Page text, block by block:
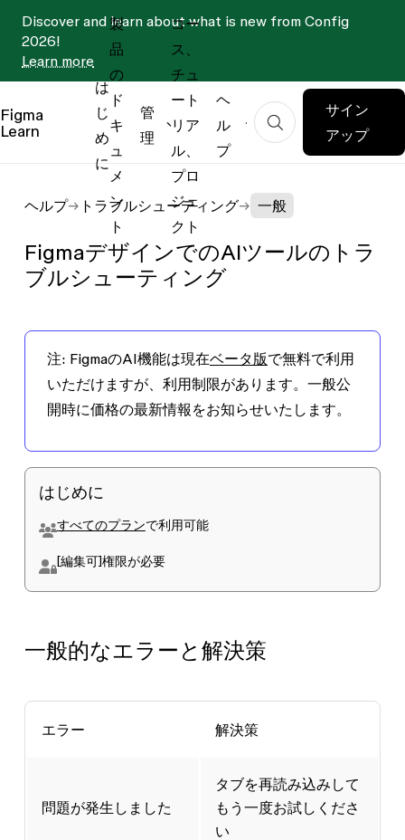
Discover and learn about what is new from Config
2026!
Learn more
Figma
Learn
は
じ
め
に
製
品
の
ド
キ
ュ
メ
ン
ト
管
理
コー
ス、
チュ
ート
リア
ル、
プロ
ジェ
クト
ヘ
ル
プ
サイン
アップ
ヘルプ トラブルシューティング 一般
FigmaデザインでのAIツールのトラ
ブルシューティング
注: FigmaのAI機能は現在ベータ版で無料で利用
いただけますが、利用制限があります。一般公
開時に価格の最新情報をお知らせいたします。
はじめに
すべてのプランで利用可能
[編集可]権限が必要
一般的なエラーと解決策
エラー 解決策
問題が発生しました
タブを再読み込みして
もう一度お試しくださ
い